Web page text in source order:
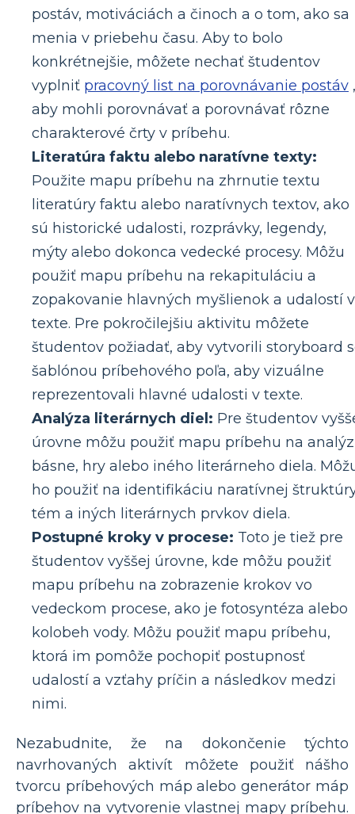
postáv, motiváciách a činoch a o tom, ako sa
menia v priebehu času. Aby to bolo
konkrétnejšie, môžete nechať študentov
vyplniť pracovný list na porovnávanie postáv ,
aby mohli porovnávať a porovnávať rôzne
charakterové črty v príbehu.
Literatúra faktu alebo naratívne texty:
Použite mapu príbehu na zhrnutie textu
literatúry faktu alebo naratívnych textov, ako
sú historické udalosti, rozprávky, legendy,
mýty alebo dokonca vedecké procesy. Môžu
použiť mapu príbehu na rekapituláciu a
zopakovanie hlavných myšlienok a udalostí v
texte. Pre pokročilejšiu aktivitu môžete
študentov požiadať, aby vytvorili storyboard
šablónou príbehového poľa, aby vizuálne
reprezentovali hlavné udalosti v texte.
Analýza literárnych diel: Pre študentov
úrovne môžu použiť mapu príbehu na
básne, hry alebo iného literárneho diela.
ho použiť na identifikáciu naratívnej
tém a iných literárnych prvkov diela.
Postupné kroky v procese: Toto je tiež pre
študentov vyššej úrovne, kde môžu použiť
mapu príbehu na zobrazenie krokov vo
vedeckom procese, ako je fotosyntéza alebo
kolobeh vody. Môžu použiť mapu príbehu,
ktorá im pomôže pochopiť postupnosť
udalostí a vzťahy príčin a následkov medzi
nimi.
Nezabudnite, že na dokončenie týchto
navrhovaných aktivít môžete použiť nášho
tvorcu príbehových máp alebo generátor máp
príbehov na vytvorenie vlastnej mapy príbehu.